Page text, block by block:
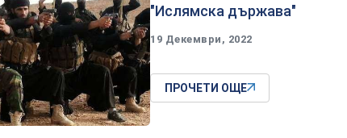
"Ислямска държава"
19 Декември, 2022
ПРОЧЕТИ ОЩЕ